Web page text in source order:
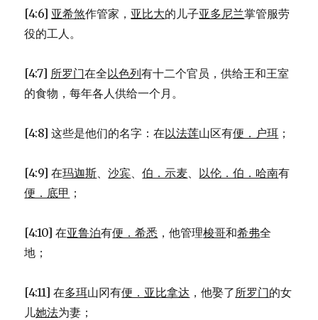
[4:6] 亚希煞作管家， 亚比大的儿子亚多尼兰掌管服劳
役的工人。
[4:7] 所罗门在全以色列有十二个官员，供给王和王室
的食物，每年各人供给一个月。
[4:8] 这些是他们的名字：在以法莲山区有便．户珥 ；
[4:9] 在玛迦斯、沙宾、伯．示麦、 以伦．伯．哈南有
便．底甲 ；
[4:10] 在亚鲁泊有便．希悉 ，他管理梭哥和希弗全
地；
[4:11] 在多珥山冈有便．亚比拿达 ，他娶了所罗门的女
儿她法为妻；